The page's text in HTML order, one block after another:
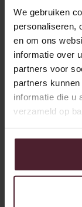
We gebruiken
personaliseren,
en om ons
informatie over
partners voor
partners
informatie die u
verzameld op